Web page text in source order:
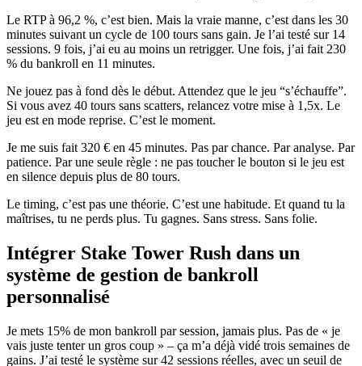
Le RTP à 96,2 %, c’est bien. Mais la vraie manne, c’est dans les 30
minutes suivant un cycle de 100 tours sans gain. Je l’ai testé sur 14
sessions. 9 fois, j’ai eu au moins un retrigger. Une fois, j’ai fait 230
% du bankroll en 11 minutes.
Ne jouez pas à fond dès le début. Attendez que le jeu “s’échauffe”.
Si vous avez 40 tours sans scatters, relancez votre mise à 1,5x. Le
jeu est en mode reprise. C’est le moment.
Je me suis fait 320 € en 45 minutes. Pas par chance. Par analyse. Par
patience. Par une seule règle : ne pas toucher le bouton si le jeu est
en silence depuis plus de 80 tours.
Le timing, c’est pas une théorie. C’est une habitude. Et quand tu la
maîtrises, tu ne perds plus. Tu gagnes. Sans stress. Sans folie.
Intégrer Stake Tower Rush dans un
système de gestion de bankroll
personnalisé
Je mets 15% de mon bankroll par session, jamais plus. Pas de « je
vais juste tenter un gros coup » – ça m’a déjà vidé trois semaines de
gains. J’ai testé le système sur 42 sessions réelles, avec un seuil de